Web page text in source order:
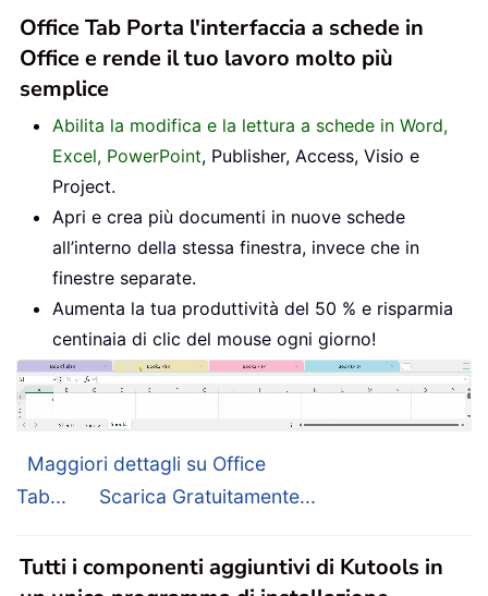
Office Tab Porta l'interfaccia a schede in
Office e rende il tuo lavoro molto più
semplice
Abilita la modifica e la lettura a schede in Word,
Excel, PowerPoint, Publisher, Access, Visio e
Project.
Apri e crea più documenti in nuove schede
all’interno della stessa finestra, invece che in
finestre separate.
Aumenta la tua produttività del 50 % e risparmia
centinaia di clic del mouse ogni giorno!
Maggiori dettagli su Office
Tab...
Scarica Gratuitamente...
Tutti i componenti aggiuntivi di Kutools in